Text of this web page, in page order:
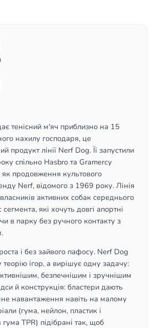
тенісний м'яч приблизно на 15
нахилу господаря, це
продукт лінії Nerf Dog. Її запустили
спільно Hasbro та Gramercy
продовження культового
Nerf, відомого з 1969 року. Лінія
активних собак середнього
які хочуть довгі апортні
чи в парку без ручного контакту з
і без зайвого пафосу. Nerf Dog
ігор, а вирішує одну задачу:
безпечнішим і зручнішим
й конструкція: бластери дають
навантаження навіть на малому
(гума, нейлон, пластик і
TPR) підібрані так, щоб